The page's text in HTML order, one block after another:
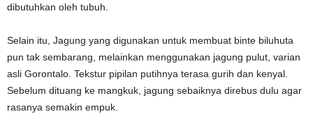
dibutuhkan oleh tubuh.
Selain itu, Jagung yang digunakan untuk membuat binte biluhuta
pun tak sembarang, melainkan menggunakan jagung pulut, varian
asli Gorontalo. Tekstur pipilan putihnya terasa gurih dan kenyal.
Sebelum dituang ke mangkuk, jagung sebaiknya direbus dulu agar
rasanya semakin empuk.